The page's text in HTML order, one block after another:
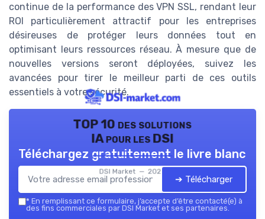
continue de la performance des VPN SSL, rendant leur
ROI particulièrement attractif pour les entreprises
désireuses de protéger leurs données tout en
optimisant leurs ressources réseau. À mesure que de
nouvelles versions seront déployées, suivez les
avancées pour tirer le meilleur parti de ces outils
essentiels à votre sécurité.
TOP 10 des solutions
IA pour les DSI
DSI Market — 2026
Téléchargez gratuitement le livre blanc
➔ Télécharger
* En remplissant ce formulaire, j’accepte d’être contacté(e) à
des fins commerciales par DSI Market et ses partenaires.